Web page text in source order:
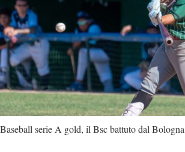
Baseball serie A gold, il Bsc battuto dal Bologna